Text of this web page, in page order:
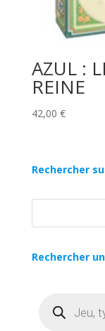
AZUL :
REINE
42,00 €
Rechercher
Rechercher
produits